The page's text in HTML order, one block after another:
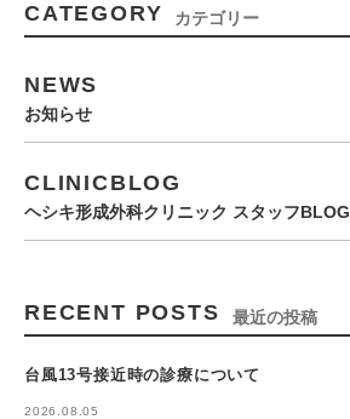
CATEGORY カテゴリー
NEWS
お知らせ
CLINICBLOG
ヘシキ形成外科クリニック スタッフBLOG
RECENT POSTS 最近の投稿
台風13号接近時の診療について
2026.08.05